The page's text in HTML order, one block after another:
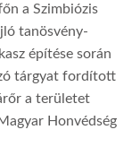
a Szimbiózis
tanösvény-
építése során
tárgyat fordított
a területet
Honvédség